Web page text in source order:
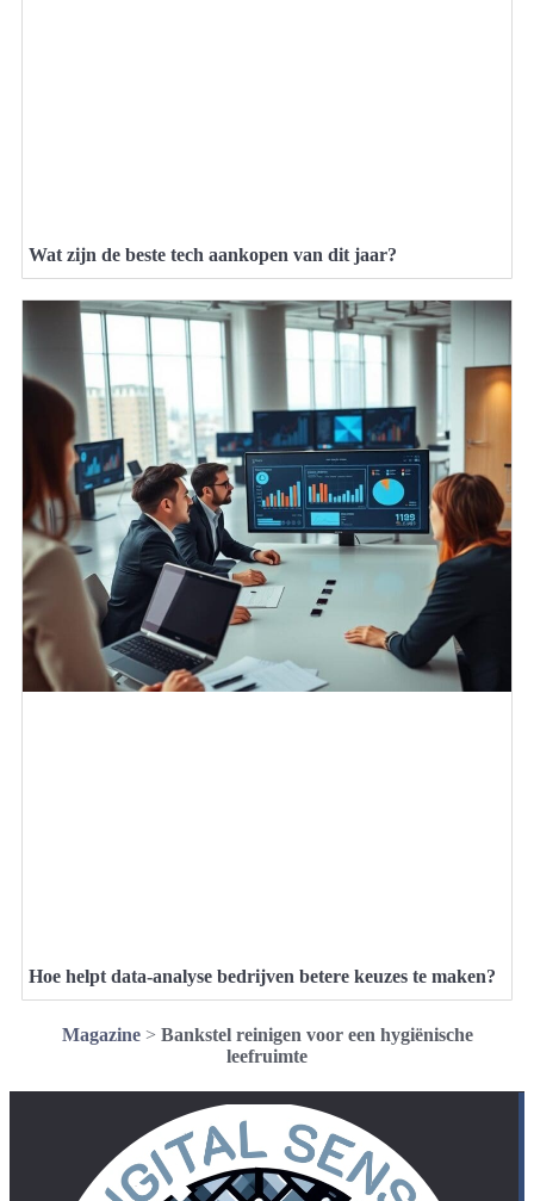
Wat zijn de beste tech aankopen van dit jaar?
Hoe helpt data-analyse bedrijven betere keuzes te maken?
Magazine> Bankstel reinigen voor een hygiënische
leefruimte